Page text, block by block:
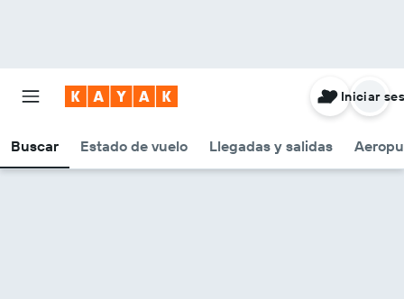
Buscar Estado de vuelo Llegadas y salidas
Iniciar